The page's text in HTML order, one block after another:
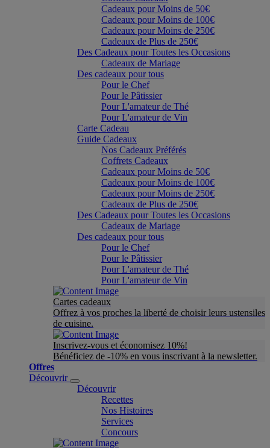
Cadeaux pour Moins de 50€
Cadeaux pour Moins de 100€
Cadeaux pour Moins de 250€
Cadeaux de Plus de 250€
Des Cadeaux pour Toutes les Occasions
Cadeaux de Mariage
Des cadeaux pour tous
Pour le Chef
Pour le Pâtissier
Pour L'amateur de Thé
Pour L'amateur de Vin
Carte Cadeau
Guide Cadeaux
Nos Cadeaux Préférés
Coffrets Cadeaux
Cadeaux pour Moins de 50€
Cadeaux pour Moins de 100€
Cadeaux pour Moins de 250€
Cadeaux de Plus de 250€
Des Cadeaux pour Toutes les Occasions
Cadeaux de Mariage
Des cadeaux pour tous
Pour le Chef
Pour le Pâtissier
Pour L'amateur de Thé
Pour L'amateur de Vin
Cartes cadeaux
Offrez à vos proches la liberté de choisir leurs ustensiles
de cuisine.
Inscrivez-vous et économisez 10%!
Bénéficiez de -10% en vous inscrivant à la newsletter.
Offres
Découvrir
Découvrir
Recettes
Nos Histoires
Services
Concours